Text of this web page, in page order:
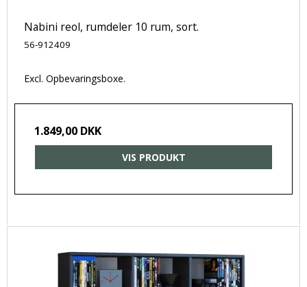
Nabini reol, rumdeler 10 rum, sort.
56-912409
Excl. Opbevaringsboxe.
1.849,00 DKK
VIS PRODUKT